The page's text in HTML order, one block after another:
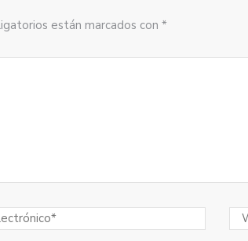
están marcados con *